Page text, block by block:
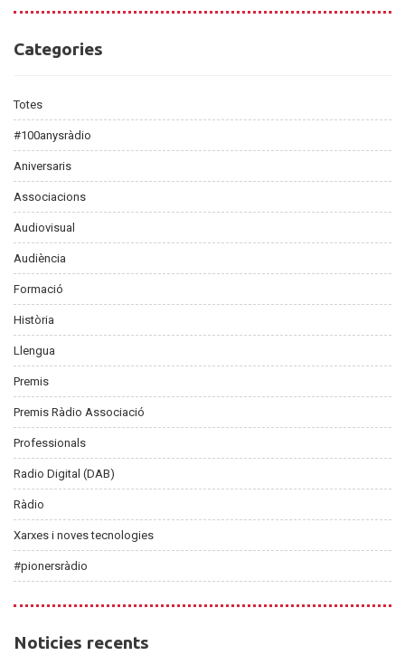
Categories
Categories
Totes
#100anysràdio
Aniversaris
Associacions
Audiovisual
Audiència
Formació
Història
Llengua
Premis
Premis Ràdio Associació
Professionals
Radio Digital (DAB)
Ràdio
Xarxes i noves tecnologies
#pionersràdio
Noticies
Noticies recents